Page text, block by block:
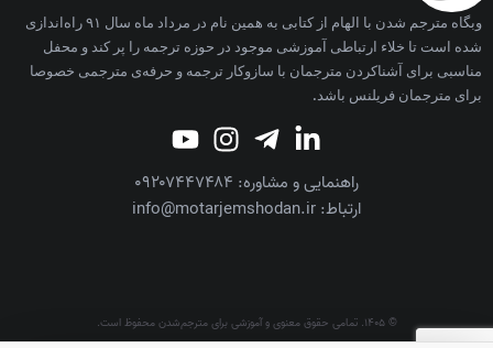
وبگاه مترجم شدن با الهام از کتابی به همین نام در مرداد ماه سال ۹۱ راه‌اندازی
شده است تا خلاء ارتباطی آموزشی موجود در حوزه ترجمه را پر کند و محفل
مناسبی برای آشناکردن مترجمان با سازوکار ترجمه و حرفه‌ی مترجمی خصوصا
برای مترجمان فریلنس باشد.
راهنمایی و مشاوره: ۰۹۲۰۷۴۴۷۴۸۴
ارتباط: info@motarjemshodan.ir
© ۱۴۰۵. تمامی حقوق معنوی و آموزشی برای مترجم‌شدن محفوظ است.